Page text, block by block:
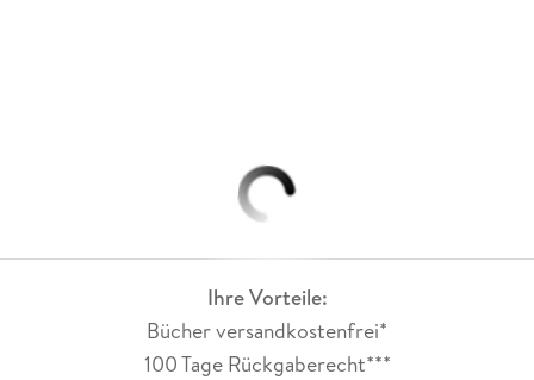
Ihre Vorteile:
Bücher versandkostenfrei*
100 Tage Rückgaberecht***